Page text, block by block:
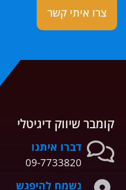
קומבר שיווק דיגיטלי
דברו איתנו
09-7733820
נשמח להיפגש